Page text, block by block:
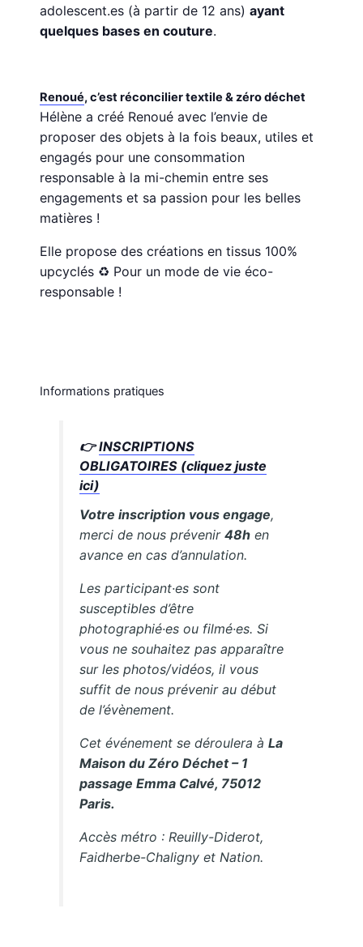
adolescent.es (à partir de 12 ans)ayant
quelques bases en couture.
Renoué, c’est réconcilier textile & zéro déchet
Hélène a créé Renoué avec l’envie de
proposer des objets à la fois beaux, utiles et
engagés pour une consommation
responsable à la mi-chemin entre ses
engagements et sa passion pour les belles
matières !
Elle propose des créations en tissus 100%
upcyclés ♻ Pour un mode de vie éco-
responsable !
Informations pratiques
👉INSCRIPTIONS
OBLIGATOIRES (cliquez juste
ici)
Votre inscription vous engage,
merci de nous prévenir48h en
avance en cas d’annulation.
Les participant·es sont
susceptibles d’être
photographié·es ou filmé·es. Si
vous ne souhaitez pas apparaître
sur les photos/vidéos, il vous
suffit de nous prévenir au début
de l’évènement.
Cet événement se déroulera àLa
Maison du Zéro Déchet – 1
passage Emma Calvé, 75012
Paris.
Accès métro : Reuilly-Diderot,
Faidherbe-Chaligny et Nation.